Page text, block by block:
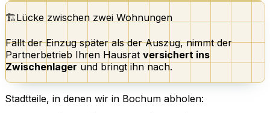
🏗️Lücke zwischen zwei Wohnungen
Fällt der Einzug später als der Auszug, nimmt der
Partnerbetrieb Ihren Hausrat versichert ins
Zwischenlagerund bringt ihn nach.
Stadtteile, in denen wir in Bochum abholen: